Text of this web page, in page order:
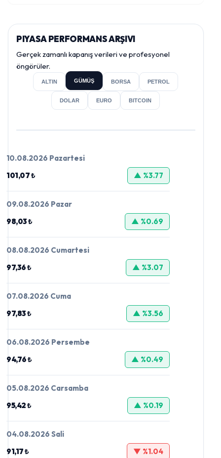
PIYASA PERFORMANS ARŞIVI
Gerçek zamanlı kapanış verileri ve profesyonel
öngörüler.
ALTIN GÜMÜŞ BORSA PETROL
DOLAR EURO BITCOIN
10.08.2026 Pazartesi
101,07 ₺
▲ %3.77
09.08.2026 Pazar
98,03 ₺
▲ %0.69
08.08.2026 Cumartesi
97,36 ₺
▲ %3.07
07.08.2026 Cuma
97,83 ₺
▲ %3.56
06.08.2026 Persembe
94,76 ₺
▲ %0.49
05.08.2026 Carsamba
95,42 ₺
▲ %0.19
04.08.2026 Sali
91,17 ₺
▼ %1.04